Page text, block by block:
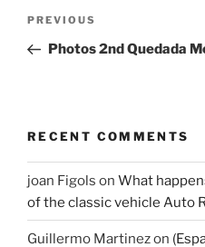
Previous
Post
PREVIOUS
Photos 2nd Quedada
RECENT COMMENTS
joan Figols on What
of the classic vehicle Auto
Guillermo Martinezon